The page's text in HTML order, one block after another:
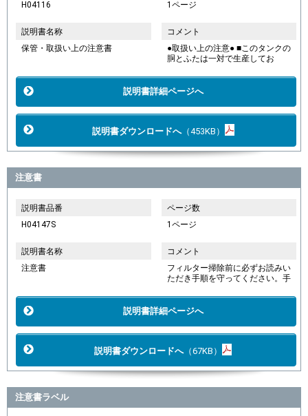
H04116
1ページ
説明書名称
保管・取扱い上の注意書
コメント
●取扱い上の注意● ■このタンクの
胴とふたは一対で生産してお
説明書詳細ページへ
説明書ダウンロードへ（453KB）
注意書
説明書品番
H04147S
ページ数
1ページ
説明書名称
注意書
コメント
フィルター掃除前に必ずお読みい
ただき手順を守ってください。手
説明書詳細ページへ
説明書ダウンロードへ（67KB）
注意書ラベル